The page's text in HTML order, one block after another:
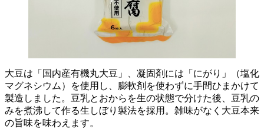
大豆は「国内産有機丸大豆」、凝固剤には「にがり」（塩化
マグネシウム）を使用し、膨軟剤を使わずに手間ひまかけて
製造しました。豆乳とおからを生の状態で分けた後、豆乳の
みを煮沸して作る生しぼり製法を採用。雑味がなく大豆本来
の旨味を味わえます。